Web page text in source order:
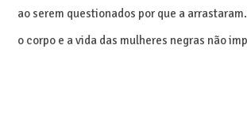
ao serem questionados por que a
o corpo e a vida das mulheres negras não